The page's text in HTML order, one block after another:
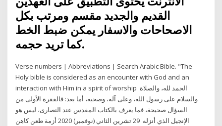
القديم والجديد مقسم ومرتب بكل
الاصحاحات والاسفار يمكن ضبط الخط
كما تريد حجمه.
Verse numbers | Abbreviations | Search Arabic Bible. "The
Holy bible is considered as an encounter with God and an
interaction with Him in a spirit of worship الحمد لله، والصلاة
والسلام على رسول الله، وعلى آله، وصحبه، أما بعد: فالفقرة الأولى من
السؤال صحيحة، فما يعرف بالكتاب المقدس عند النصارى، ليس هو
الإنجيل الذي أنزله 29 تشرين الثاني (نوفمبر) 2020 أزمة طعن كاهن